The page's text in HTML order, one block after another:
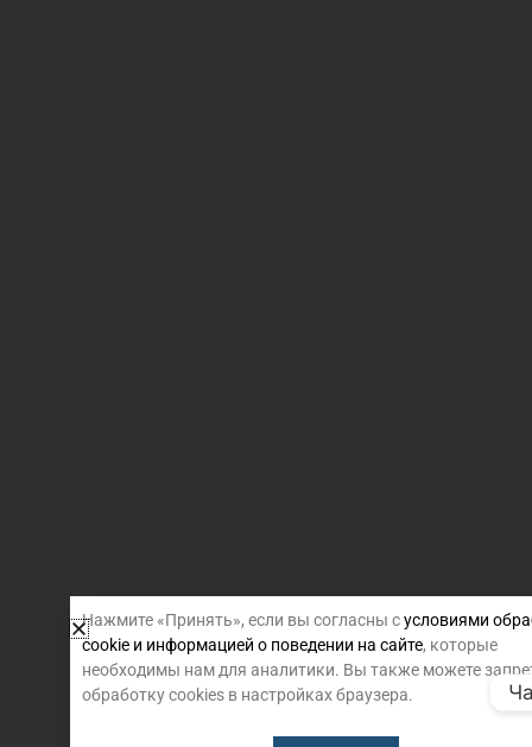
Нажмите «Принять», если вы согласны сусловиями
cookie и информацией о поведении на сайте, которые
необходимы нам для аналитики. Вы также можете
обработку cookies в настройках браузера.